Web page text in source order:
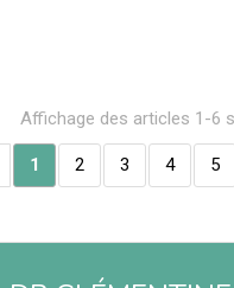
Affichage des articles 1-6
1 2 3 4 5